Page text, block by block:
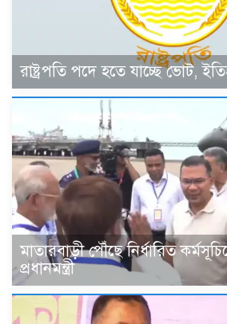
রাষ্ট্রপতি পদে হতে যাচ্ছে ভোট,
মাতারবাড়ী পৌঁছে নির্ধারিত
প্রধানমন্ত্রী